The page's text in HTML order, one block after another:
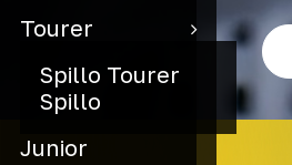
Tourer
Spillo Tourer
Spillo
Junior